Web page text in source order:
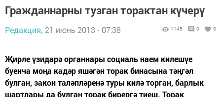
Гражданнарны тузган торактан күчерү
Редакция, 21 июнь 2013 - 07:38 1145 0 0
Җирле үзидарә органнары социаль наем килешүе
буенча моңа кадәр яшәгән торак бинасына тәңгәл
булган, закон таләпләренә туры килә торган, барлык
шартлары да булган торак бирергә тиеш. Торак